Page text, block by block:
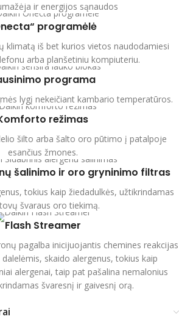
ir energijos sąnaudos
programėlė
klimatą iš bet kurios vietos naudodamiesi
arba planšetiniu kompiuteriu.
programa
lygį nekeičiant kambario temperatūros.
režimas
šilto arba šalto oro pūtimo į patalpoje
esančius žmones.
šalinimo ir oro gryninimo filtras
tokius kaip žiedadulkės, užtikrindamas
švaraus oro tiekimą.
Flash Streamer
pagalba inicijuojantis chemines reakcijas
skaido alergenus, tokius kaip
alergenai, taip pat pašalina nemalonius
švaresnį ir gaivesnį orą.